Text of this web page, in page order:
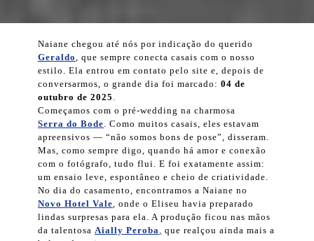
Naiane chegou até nós por indicação do querido
Geraldo, que sempre conecta casais com o nosso
estilo. Ela entrou em contato pelo site e, depois de
conversarmos, o grande dia foi marcado: 04 de
outubro de 2025 .
Começamos com o pré-wedding na charmosa
Serra do Bode. Como muitos casais, eles estavam
apreensivos — “não somos bons de pose”, disseram.
Mas, como sempre digo, quando há amor e conexão
com o fotógrafo, tudo flui. E foi exatamente assim:
um ensaio leve, espontâneo e cheio de criatividade.
No dia do casamento, encontramos a Naiane no
Novo Hotel Vale, onde o Eliseu havia preparado
lindas surpresas para ela. A produção ficou nas mãos
da talentosa Aially Peroba, que realçou ainda mais a